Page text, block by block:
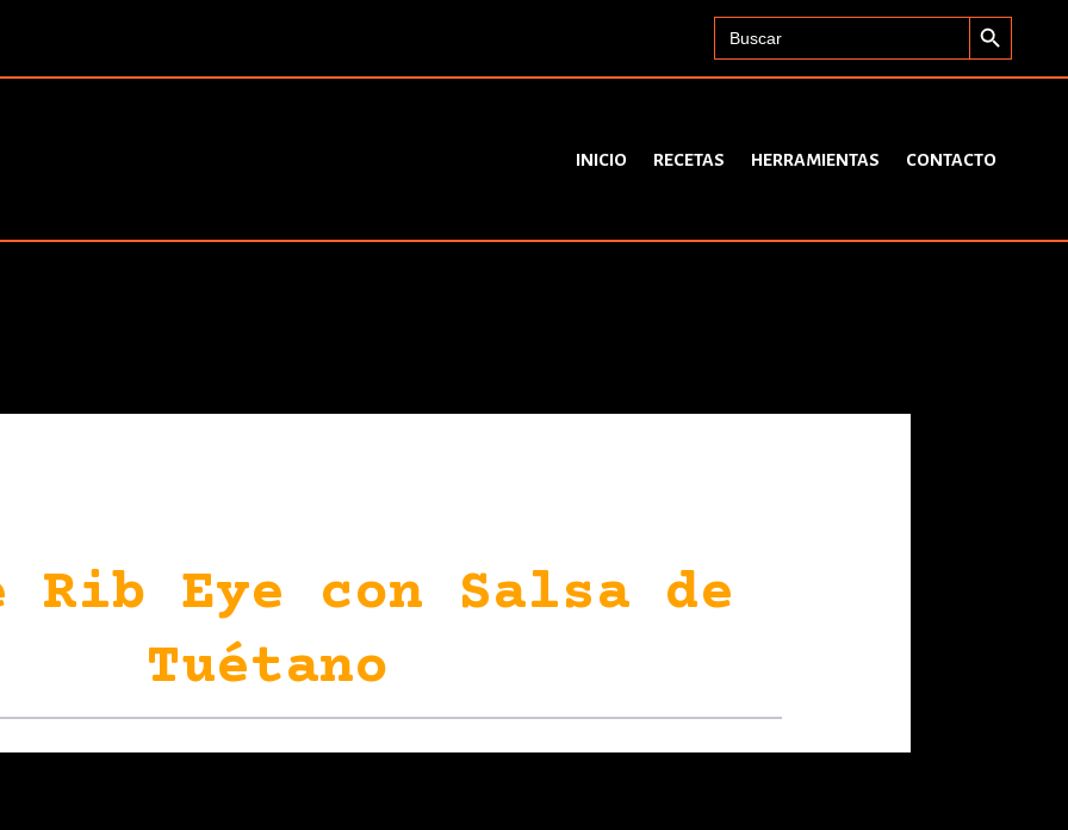
Search
for:
Search Button
INICIO RECETAS HERRAMIENTAS CONTACTO
Rib Eye con Salsa de
Tuétano